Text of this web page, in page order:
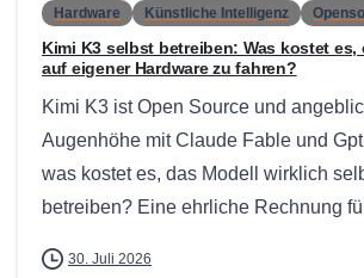
Hardware Künstliche Intelligenz
Kimi K3 selbst betreiben: Was kostet es,
auf eigener Hardware zu fahren?
Kimi K3 ist Open Source und
Augenhöhe mit Claude Fable und
was kostet es, das Modell wirklich
betreiben? Eine ehrliche Rechnung
30. Juli 2026